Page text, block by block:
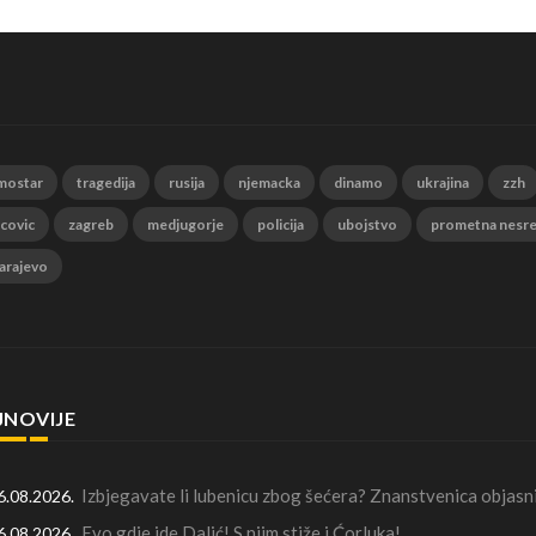
tragedija rusija njemacka dinamo ukrajina zzh
zagreb medjugorje policija ubojstvo prometna
Izbjegavate li lubenicu zbog šećera? Znanstvenica